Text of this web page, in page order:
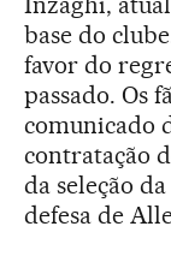
base do
favor do
passado. Os
comunicado
contratação
da seleção
defesa de